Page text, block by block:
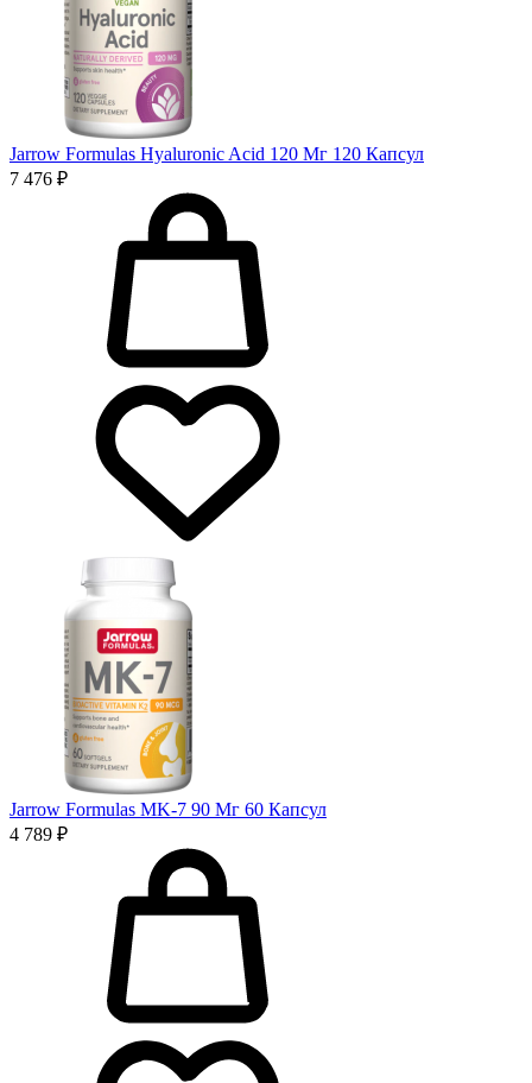
Jarrow Formulas Hyaluronic Acid 120 Мг 120 Капсул
7 476 ₽
Jarrow Formulas MK-7 90 Мг 60 Капсул
4 789 ₽